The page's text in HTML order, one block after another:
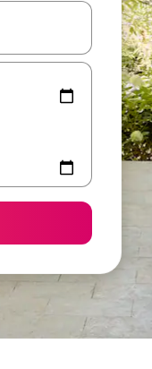
ih pregledati